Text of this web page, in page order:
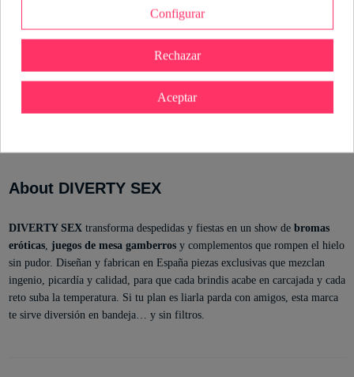
Referencia 8412345049675
Estado Nuevo
About DIVERTY SEX
DIVERTY SEXtransforma despedidas y fiestas en un show de bromas
eróticas, juegos de mesa gamberrosy complementos que rompen el hielo
sin pudor. Diseñan y fabrican en España piezas exclusivas que mezclan
ingenio, picardía y calidad, para que cada brindis acabe en carcajada y cada
reto suba la temperatura. Si tu plan es liarla parda con amigos, esta marca
te sirve diversión en bandeja… y sin filtros.
Configurar
Rechazar
Aceptar